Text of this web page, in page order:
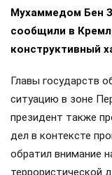
Мухаммедом Бен
сообщили в
конструктивный
Главы государств
ситуацию в зоне
президент также
дел в контексте
обратил внимание
террористической